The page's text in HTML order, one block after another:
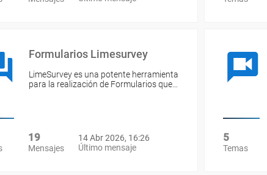
Formularios Limesurvey
LimeSurvey es una potente herramienta
para la realización de Formularios que…
19
Mensajes
14 Abr 2026, 16:26
Último mensaje
5
Temas